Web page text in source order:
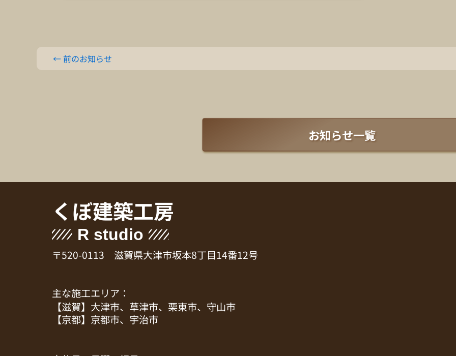
←前のお知らせ
お知らせ一覧
くぼ建築工房
R studio
〒520-0113 滋賀県大津市坂本8丁目14番12号
主な施工エリア：
【滋賀】大津市、草津市、栗東市、守山市
【京都】京都市、宇治市